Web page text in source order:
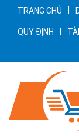
TRANG CHỦ
QUY ĐỊNH